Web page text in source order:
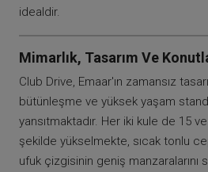
idealdir.
Mimarlık, Tasarım Ve
Club Drive, Emaar'ın zamansız
bütünleşme ve yüksek yaşam
yansıtmaktadır. Her iki kule de 15
şekilde yükselmekte, sıcak tonlu
ufuk çizgisinin geniş manzaralarını